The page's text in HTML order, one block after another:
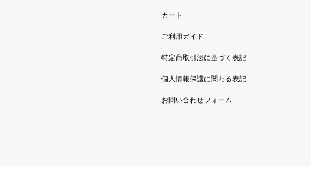
カート
ご利用ガイド
特定商取引法に基づく表記
個人情報保護に関わる表記
お問い合わせフォーム